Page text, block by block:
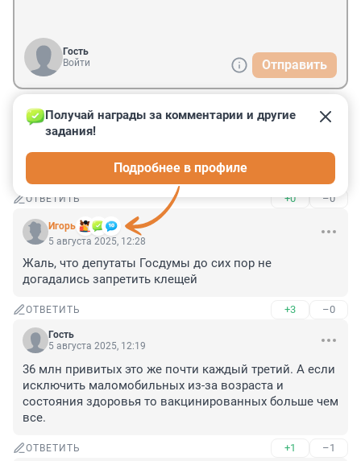
Гость
Войти
Отправить
Гость
5 августа 2025, 16:25
Если укус клеща неизбежен, расслабьтесь и получите
ОТВЕТИТЬ +0 –0
Игoрь
Получай награды за комментарии и другие
задания!
Подробнее в профиле
5 августа 2025, 12:28
Жаль, что депутаты Госдумы до сих пор не
догадались запретить клещей
ОТВЕТИТЬ +3 –0
Гость
5 августа 2025, 12:19
36 млн привитых это же почти каждый третий. А если
исключить маломобильных из-за возраста и
состояния здоровья то вакцинированных больше чем
все.
ОТВЕТИТЬ +1 –1